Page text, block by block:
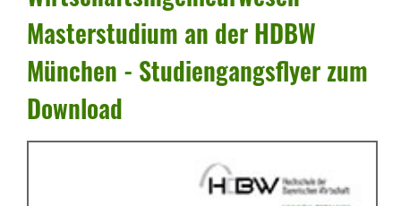
Master­stu­dium an der HDBW
München - Studi­en­gangs­flyer zum
Down­load